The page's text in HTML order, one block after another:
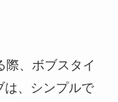
際、ボブスタイ
は、シンプルで